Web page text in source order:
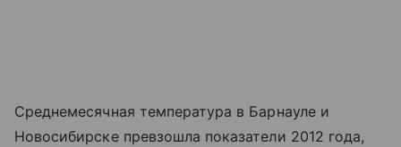
Среднемесячная температура в Барнауле и
Новосибирске превзошла показатели 2012 года,